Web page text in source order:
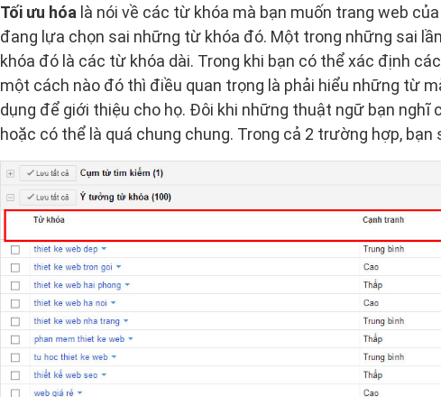
Tối ưu hóa là nói về các từ khóa mà bạn muốn trang web
đang lựa chọn sai những từ khóa đó. Một trong những sai
khóa đó là các từ khóa dài. Trong khi bạn có thể xác định
một cách nào đó thì điều quan trọng là phải hiểu những từ
dụng để giới thiệu cho họ. Đôi khi những thuật ngữ bạn nghĩ
hoặc có thể là quá chung chung. Trong cả 2 trường hợp,